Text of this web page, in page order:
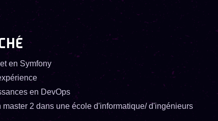
en Symfony
en DevOps
2 dans une école d'informatique/ d'ingénieurs